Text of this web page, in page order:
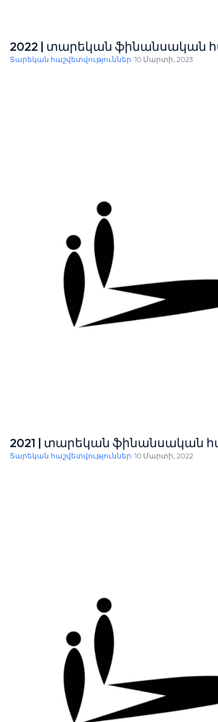
2022 | տարեկան ֆինանսական
Տարեկան հաշվետվություններ/10 Մարտի, 2023
2021 | տարեկան ֆինանսական
Տարեկան հաշվետվություններ/10 Մարտի, 2022